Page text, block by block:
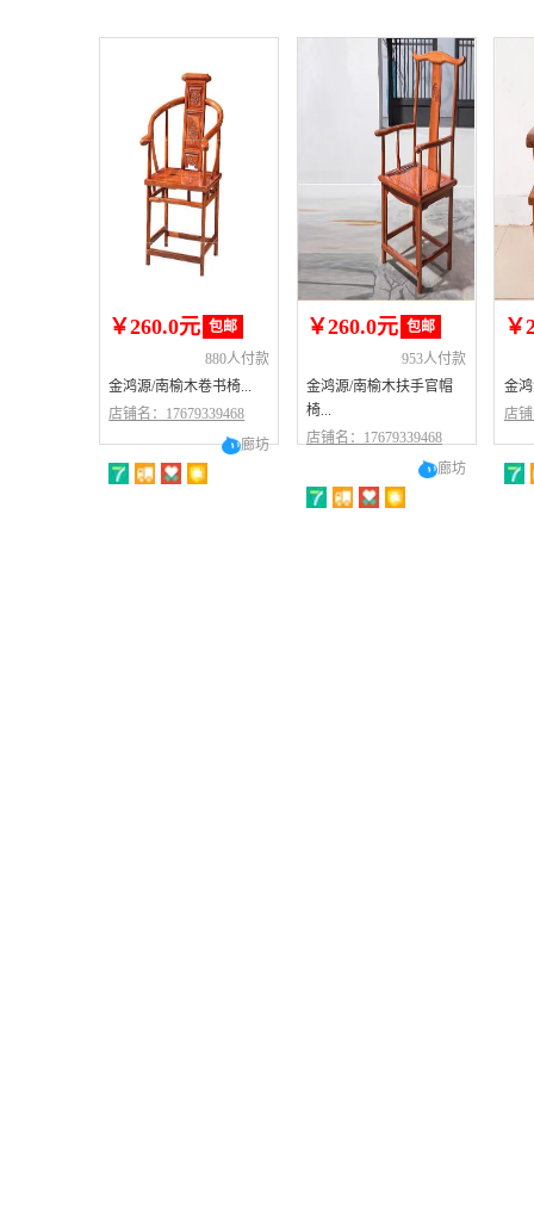
￥260.0元 包邮
880人付款
金鸿源/南榆木卷书椅...
店铺名：17679339468
廊坊
￥260.0元 包邮
953人付款
金鸿源/南榆木扶手官帽
椅...
店铺名：17679339468
廊坊
￥
金
店铺